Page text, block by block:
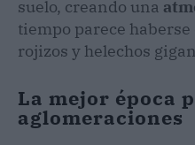
suelo, creando una
tiempo parece
rojizos y helechos
La mejor época
aglomeraciones